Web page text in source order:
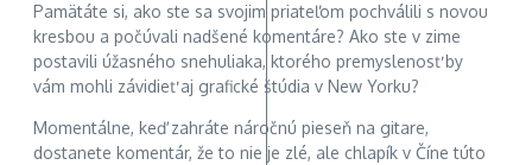
Pamätáte si, ako ste sa svojim priateľom pochválili s novou
kresbou a počúvali nadšené komentáre? Ako ste v zime
postavili úžasného snehuliaka, ktorého premyslenosť by
vám mohli závidieť aj grafické štúdia v New Yorku?
Momentálne, keď zahráte náročnú pieseň na gitare,
dostanete komentár, že to nie je zlé, ale chlapík v Číne túto